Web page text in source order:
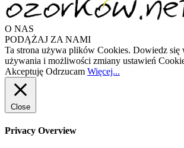
O NAS
PODĄŻAJ ZA NAMI
Ta strona używa plików Cookies. Dowiedz się
używania i możliwości zmiany ustawień
Akceptuję Odrzucam Więcej...
Close
Privacy Overview